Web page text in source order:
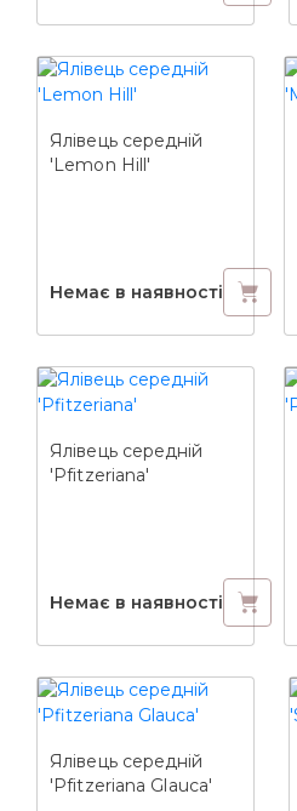
Ялівець середній
'Lemon Hill'
Немає в наявності
Ялівець середній
'Pfitzeriana'
Немає в наявності
Ялівець середній
'Pfitzeriana Glauca'